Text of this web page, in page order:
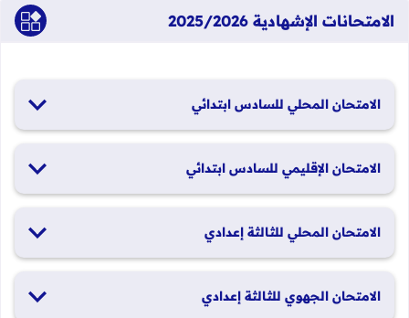
الامتحانات الإشهادية 2025/2026
الامتحان المحلي للسادس ابتدائي
الامتحان الإقليمي للسادس ابتدائي
الامتحان المحلي للثالثة إعدادي
الامتحان الجهوي للثالثة إعدادي